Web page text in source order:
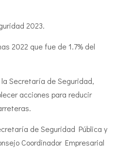
2023.
2022 que fue de 1.7% del
Secretaría de Seguridad,
acciones para reducir
de Seguridad Pública y
Coordinador Empresarial